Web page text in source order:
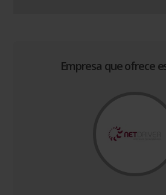
Empresa que ofrece